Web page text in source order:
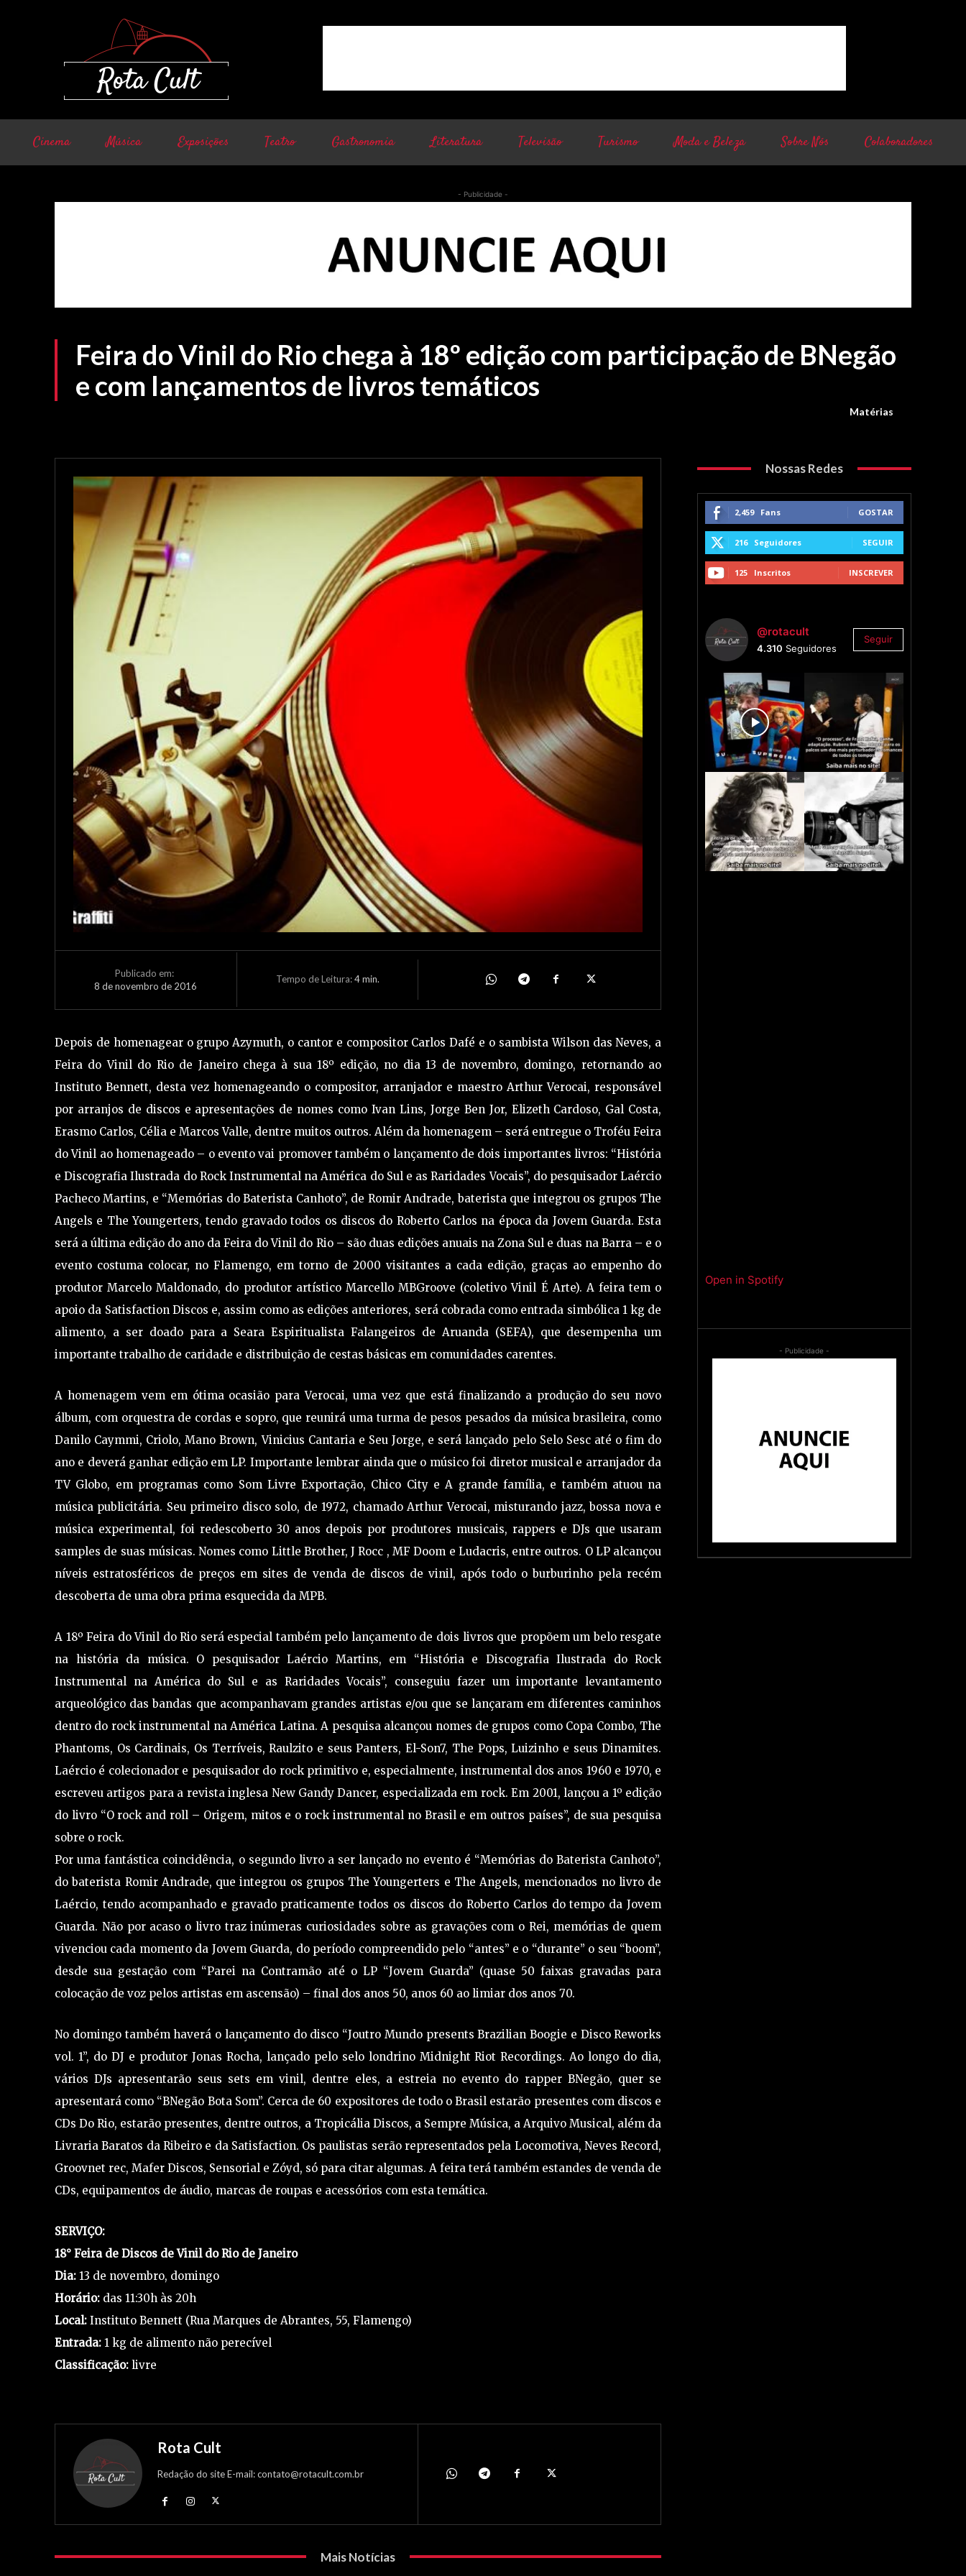
Cinema Música Exposições Teatro Gastronomia Literatura Televisão Turismo Moda e Beleza Sobre Nós Colaboradores
- Publicidade -
Feira do Vinil do Rio chega à 18º edição com participação de BNegão
e com lançamentos de livros temáticos
Matérias
Publicado em:
8 de novembro de 2016
Tempo de Leitura:4min.
Depois de homenagear o grupo Azymuth, o cantor e compositor Carlos Dafé e o sambista Wilson das Neves, a
Feira do Vinil do Rio de Janeiro chega à sua 18º edição, no dia 13 de novembro, domingo, retornando ao
Instituto Bennett, desta vez homenageando o compositor, arranjador e maestro Arthur Verocai, responsável
por arranjos de discos e apresentações de nomes como Ivan Lins, Jorge Ben Jor, Elizeth Cardoso, Gal Costa,
Erasmo Carlos, Célia e Marcos Valle, dentre muitos outros. Além da homenagem – será entregue o Troféu Feira
do Vinil ao homenageado – o evento vai promover também o lançamento de dois importantes livros: “História
e Discografia Ilustrada do Rock Instrumental na América do Sul e as Raridades Vocais”, do pesquisador Laércio
Pacheco Martins, e “Memórias do Baterista Canhoto”, de Romir Andrade, baterista que integrou os grupos The
Angels e The Youngerters, tendo gravado todos os discos do Roberto Carlos na época da Jovem Guarda. Esta
será a última edição do ano da Feira do Vinil do Rio – são duas edições anuais na Zona Sul e duas na Barra – e o
evento costuma colocar, no Flamengo, em torno de 2000 visitantes a cada edição, graças ao empenho do
produtor Marcelo Maldonado, do produtor artístico Marcello MBGroove (coletivo Vinil É Arte). A feira tem o
apoio da Satisfaction Discos e, assim como as edições anteriores, será cobrada como entrada simbólica 1 kg de
alimento, a ser doado para a Seara Espiritualista Falangeiros de Aruanda (SEFA), que desempenha um
importante trabalho de caridade e distribuição de cestas básicas em comunidades carentes.
A homenagem vem em ótima ocasião para Verocai, uma vez que está finalizando a produção do seu novo
álbum, com orquestra de cordas e sopro, que reunirá uma turma de pesos pesados da música brasileira, como
Danilo Caymmi, Criolo, Mano Brown, Vinicius Cantaria e Seu Jorge, e será lançado pelo Selo Sesc até o fim do
ano e deverá ganhar edição em LP. Importante lembrar ainda que o músico foi diretor musical e arranjador da
TV Globo, em programas como Som Livre Exportação, Chico City e A grande família, e também atuou na
música publicitária. Seu primeiro disco solo, de 1972, chamado Arthur Verocai, misturando jazz, bossa nova e
música experimental, foi redescoberto 30 anos depois por produtores musicais, rappers e DJs que usaram
samples de suas músicas. Nomes como Little Brother, J Rocc , MF Doom e Ludacris, entre outros. O LP alcançou
níveis estratosféricos de preços em sites de venda de discos de vinil, após todo o burburinho pela recém
descoberta de uma obra prima esquecida da MPB.
A 18º Feira do Vinil do Rio será especial também pelo lançamento de dois livros que propõem um belo resgate
na história da música. O pesquisador Laércio Martins, em “História e Discografia Ilustrada do Rock
Instrumental na América do Sul e as Raridades Vocais”, conseguiu fazer um importante levantamento
arqueológico das bandas que acompanhavam grandes artistas e/ou que se lançaram em diferentes caminhos
dentro do rock instrumental na América Latina. A pesquisa alcançou nomes de grupos como Copa Combo, The
Phantoms, Os Cardinais, Os Terríveis, Raulzito e seus Panters, El-Son7, The Pops, Luizinho e seus Dinamites.
Laércio é colecionador e pesquisador do rock primitivo e, especialmente, instrumental dos anos 1960 e 1970, e
escreveu artigos para a revista inglesa New Gandy Dancer, especializada em rock. Em 2001, lançou a 1º edição
do livro “O rock and roll – Origem, mitos e o rock instrumental no Brasil e em outros países”, de sua pesquisa
sobre o rock.
Por uma fantástica coincidência, o segundo livro a ser lançado no evento é “Memórias do Baterista Canhoto”,
do baterista Romir Andrade, que integrou os grupos The Youngerters e The Angels, mencionados no livro de
Laércio, tendo acompanhado e gravado praticamente todos os discos do Roberto Carlos do tempo da Jovem
Guarda. Não por acaso o livro traz inúmeras curiosidades sobre as gravações com o Rei, memórias de quem
vivenciou cada momento da Jovem Guarda, do período compreendido pelo “antes” e o “durante” o seu “boom”,
desde sua gestação com “Parei na Contramão até o LP “Jovem Guarda” (quase 50 faixas gravadas para
colocação de voz pelos artistas em ascensão) – final dos anos 50, anos 60 ao limiar dos anos 70.
No domingo também haverá o lançamento do disco “Joutro Mundo presents Brazilian Boogie e Disco Reworks
vol. 1”, do DJ e produtor Jonas Rocha, lançado pelo selo londrino Midnight Riot Recordings. Ao longo do dia,
vários DJs apresentarão seus sets em vinil, dentre eles, a estreia no evento do rapper BNegão, quer se
apresentará como “BNegão Bota Som”. Cerca de 60 expositores de todo o Brasil estarão presentes com discos e
CDs Do Rio, estarão presentes, dentre outros, a Tropicália Discos, a Sempre Música, a Arquivo Musical, além da
Livraria Baratos da Ribeiro e da Satisfaction. Os paulistas serão representados pela Locomotiva, Neves Record,
Groovnet rec, Mafer Discos, Sensorial e Zóyd, só para citar algumas. A feira terá também estandes de venda de
CDs, equipamentos de áudio, marcas de roupas e acessórios com esta temática.
SERVIÇO:
18° Feira de Discos de Vinil do Rio de Janeiro
Dia: 13 de novembro, domingo
Horário: das 11:30h às 20h
Local: Instituto Bennett (Rua Marques de Abrantes, 55, Flamengo)
Entrada: 1 kg de alimento não perecível
Classificação: livre
Rota Cult
Redação do site E-mail: contato@rotacult.com.br
Mais Notícias
Nossas Redes
2,459 Fans GOSTAR
216 Seguidores SEGUIR
125 Inscritos INSCREVER
@rotacult
4.310 Seguidores
Seguir
Open in Spotify
- Publicidade -